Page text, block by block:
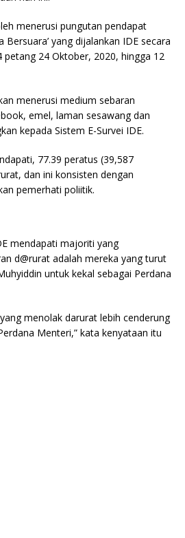
menerusi pungutan pendapat
Bersuara’ yang dijalankan IDE secara
24 Oktober, 2020, hingga 12
menerusi medium sebaran
emel, laman sesawang dan
kepada Sistem E-Survei IDE.
77.39 peratus (39,587
dan ini konsisten dengan
pemerhati poliitik.
mendapati majoriti yang
d@rurat adalah mereka yang turut
untuk kekal sebagai Perdana
menolak darurat lebih cenderung
Menteri,” kata kenyataan itu